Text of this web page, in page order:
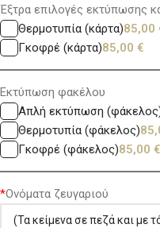
Έξτρα επιλογές εκτύπωσης
Θερμοτυπία (κάρτα)85,00
Γκοφρέ (κάρτα)85,00 €
Εκτύπωση φακέλου
Απλή εκτύπωση
Θερμοτυπία (φάκελος)
Γκοφρέ (φάκελος)85,00 €
*Ονόματα ζευγαριού